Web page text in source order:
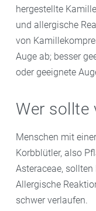
hergestellte
und allergische
von
Auge ab; besser
oder geeignete
Wer sollte
Menschen mit
Korbblütler, also
Asteraceae,
Allergische
schwer verlaufen.